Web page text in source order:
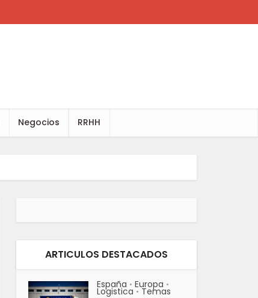
Negocios RRHH
ARTICULOS DESTACADOS
España • Europa •
Logistica • Temas